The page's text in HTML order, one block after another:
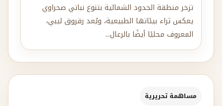
تزخر منطقة الحدود الشمالية بتنوع نباتي صحراوي
يعكس ثراء بيئاتها الطبيعية، ويُعد رقروق ليبي،
المعروف محليًا أيضًا بالرعال...
مساهمة تحريرية